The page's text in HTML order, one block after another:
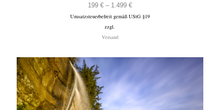
199 € – 1.499 €Preisspanne:
199 €
Umsatzsteuerbefreit gemäß UStG §19
zzgl.
Versand